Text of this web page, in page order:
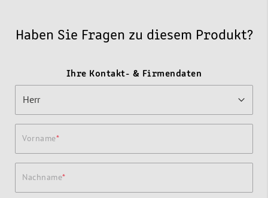
Haben Sie Fragen zu diesem Produkt?
Ihre Kontakt- & Firmendaten
Vorname
Nachname